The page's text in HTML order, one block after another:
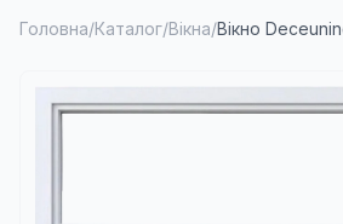
Головна/Каталог/Вікна/